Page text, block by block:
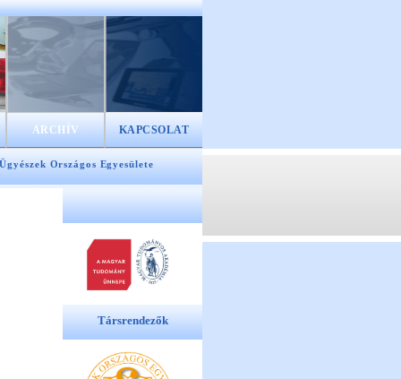
ARCHÍV KAPCSOLAT
Országos Egyesülete
Társrendezők